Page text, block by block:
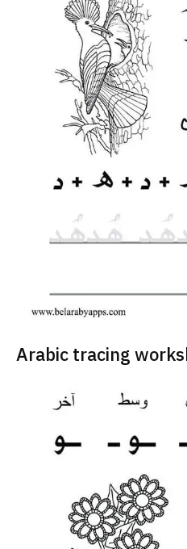
Arabic tracing